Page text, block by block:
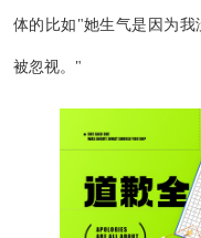
体的比如"她生气是因为我
被忽视。"